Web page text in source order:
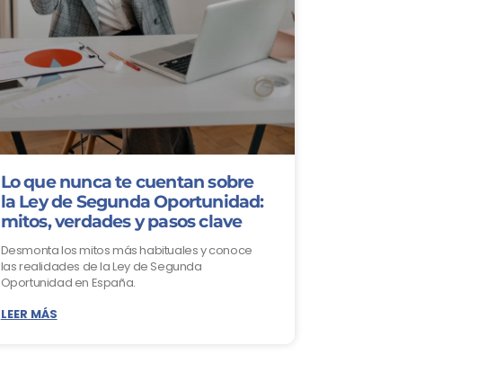
Lo que nunca te cuentan sobre
la Ley de Segunda Oportunidad:
mitos, verdades y pasos clave
Desmonta los mitos más habituales y conoce
las realidades de la Ley de Segunda
Oportunidad en España.
LEER MÁS